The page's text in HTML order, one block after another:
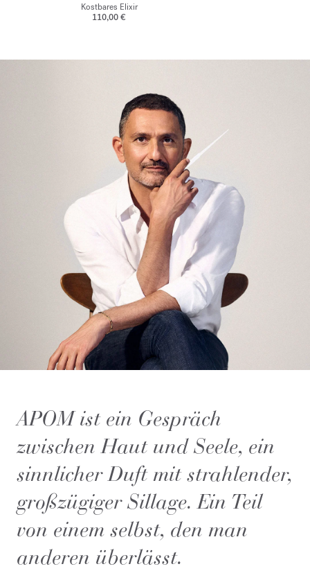
Kostbares Elixir
110,00 €
APOM ist ein Gespräch
zwischen Haut und Seele, ein
sinnlicher Duft mit strahlender,
großzügiger Sillage. Ein Teil
von einem selbst, den man
anderen überlässt.